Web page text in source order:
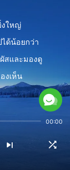
ใหญ่
ด้น้อยกว่า
สและมองดู
งเห็น
ช่นนี้
จพระองค์
00:00